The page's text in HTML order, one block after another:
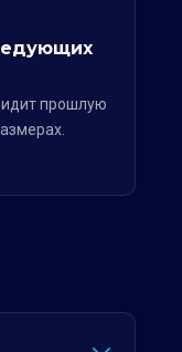
прошлую